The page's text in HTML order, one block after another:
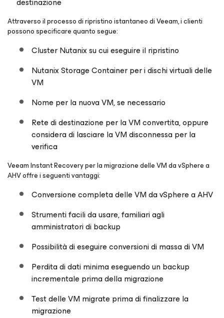
Attraverso il processo di ripristino istantaneo di Veeam, i clienti
possono specificare quanto segue:
Cluster Nutanix su cui eseguire il ripristino
Nutanix Storage Container per i dischi virtuali delle
VM
Nome per la nuova VM, se necessario
Rete di destinazione per la VM convertita, oppure
considera di lasciare la VM disconnessa per la
verifica
Veeam Instant Recovery per la migrazione delle VM da vSphere a
AHV offre i seguenti vantaggi:
Conversione completa delle VM da vSphere a AHV
Strumenti facili da usare, familiari agli
amministratori di backup
Possibilità di eseguire conversioni di massa di VM
Perdita di dati minima eseguendo un backup
incrementale prima della migrazione
Test delle VM migrate prima di finalizzare la
migrazione